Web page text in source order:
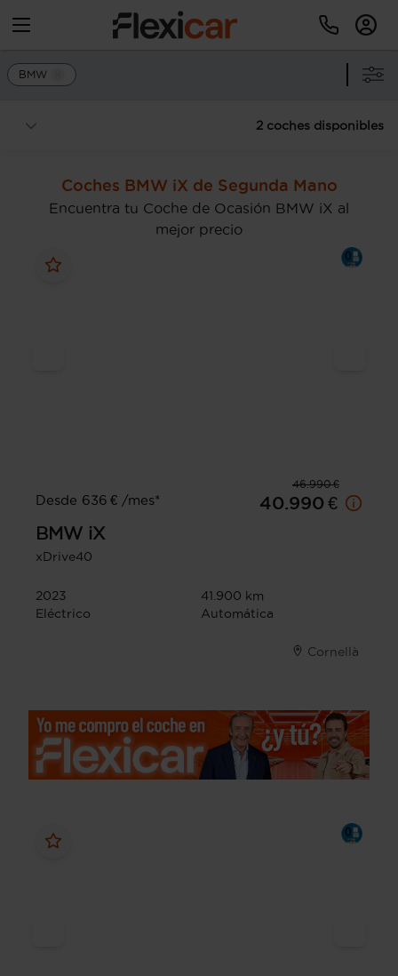
BMW
2 coches disponibles
Coches BMW iX de Segunda Mano
Encuentra tu Coche de Ocasión BMW iX al
mejor precio
46.990 €
Desde 636 € /mes*
40.990 €
BMW iX
xDrive40
2023
41.900 km
Eléctrico
Automática
Cornellà